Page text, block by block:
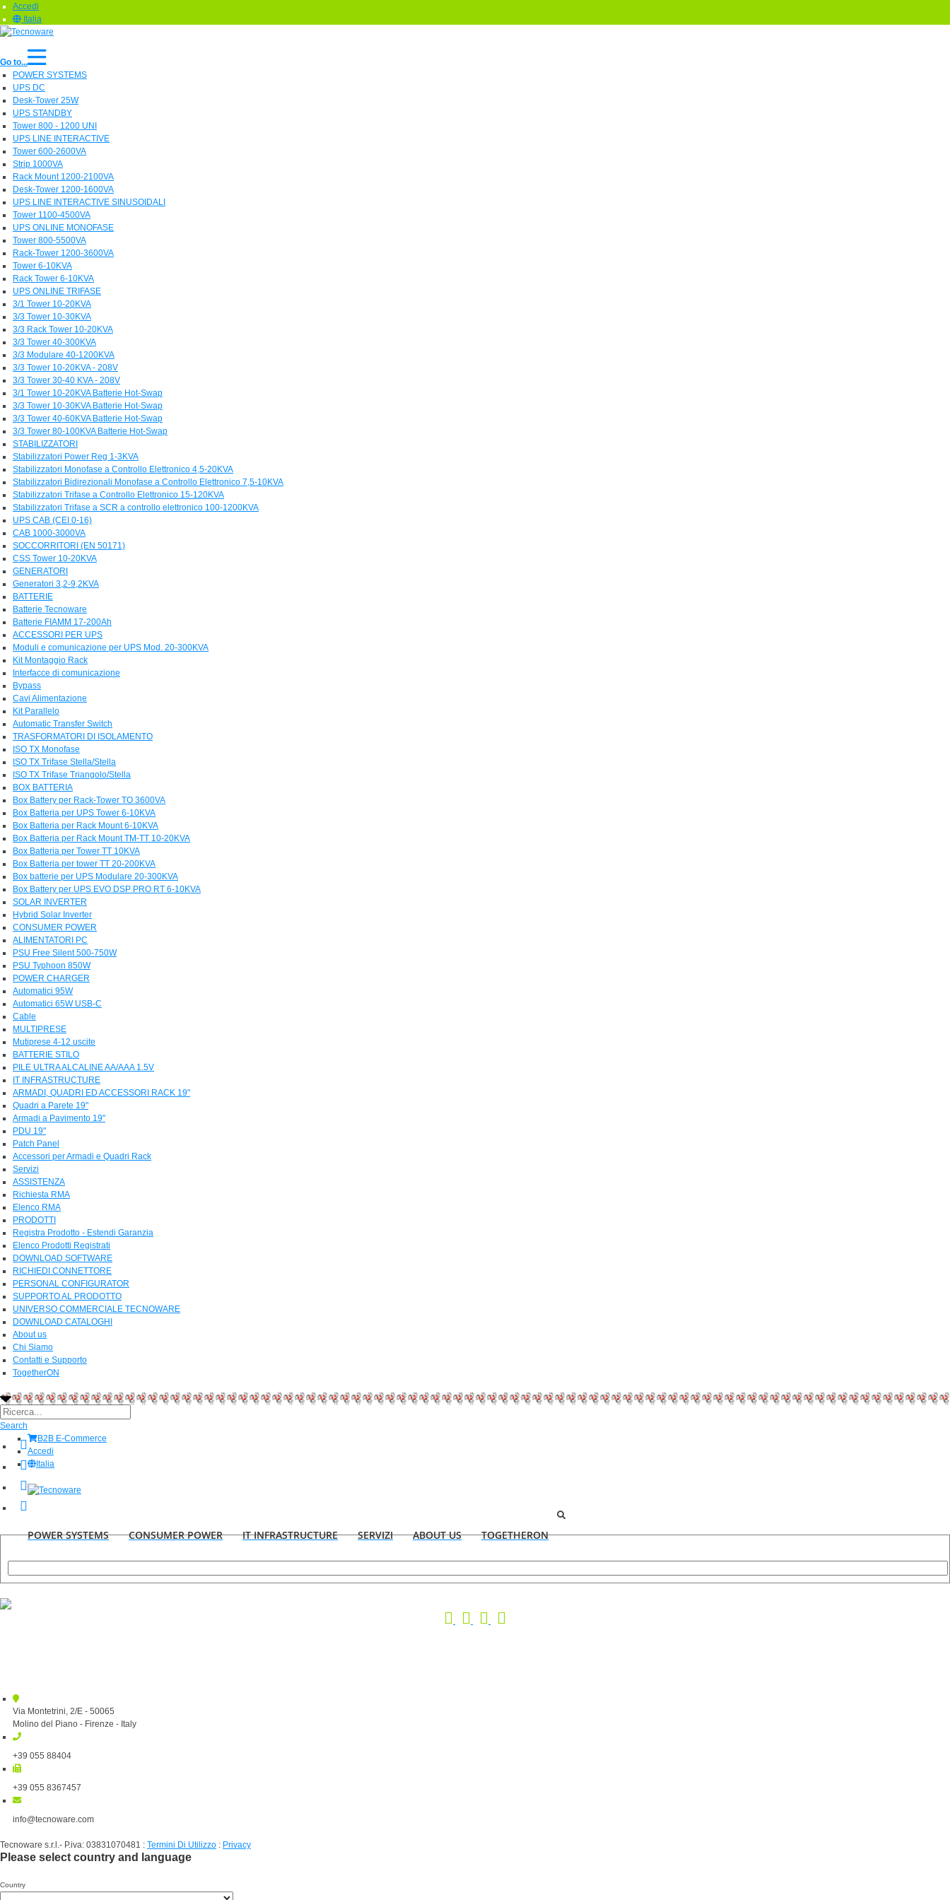
Accedi
Italia
Go to...
POWER SYSTEMS
UPS DC
Desk-Tower 25W
UPS STANDBY
Tower 800 - 1200 UNI
UPS LINE INTERACTIVE
Tower 600-2600VA
Strip 1000VA
Rack Mount 1200-2100VA
Desk-Tower 1200-1600VA
UPS LINE INTERACTIVE SINUSOIDALI
Tower 1100-4500VA
UPS ONLINE MONOFASE
Tower 800-5500VA
Rack-Tower 1200-3600VA
Tower 6-10KVA
Rack Tower 6-10KVA
UPS ONLINE TRIFASE
3/1 Tower 10-20KVA
3/3 Tower 10-30KVA
3/3 Rack Tower 10-20KVA
3/3 Tower 40-300KVA
3/3 Modulare 40-1200KVA
3/3 Tower 10-20KVA - 208V
3/3 Tower 30-40 KVA - 208V
3/1 Tower 10-20KVA Batterie Hot-Swap
3/3 Tower 10-30KVA Batterie Hot-Swap
3/3 Tower 40-60KVA Batterie Hot-Swap
3/3 Tower 80-100KVA Batterie Hot-Swap
STABILIZZATORI
Stabilizzatori Power Reg 1-3KVA
Stabilizzatori Monofase a Controllo Elettronico 4,5-20KVA
Stabilizzatori Bidirezionali Monofase a Controllo Elettronico 7,5-10KVA
Stabilizzatori Trifase a Controllo Elettronico 15-120KVA
Stabilizzatori Trifase a SCR a controllo elettronico 100-1200KVA
UPS CAB (CEI 0-16)
CAB 1000-3000VA
SOCCORRITORI (EN 50171)
CSS Tower 10-20KVA
GENERATORI
Generatori 3,2-9,2KVA
BATTERIE
Batterie Tecnoware
Batterie FIAMM 17-200Ah
ACCESSORI PER UPS
Moduli e comunicazione per UPS Mod. 20-300KVA
Kit Montaggio Rack
Interfacce di comunicazione
Bypass
Cavi Alimentazione
Kit Parallelo
Automatic Transfer Switch
TRASFORMATORI DI ISOLAMENTO
ISO TX Monofase
ISO TX Trifase Stella/Stella
ISO TX Trifase Triangolo/Stella
BOX BATTERIA
Box Battery per Rack-Tower TO 3600VA
Box Batteria per UPS Tower 6-10KVA
Box Batteria per Rack Mount 6-10KVA
Box Batteria per Rack Mount TM-TT 10-20KVA
Box Batteria per Tower TT 10KVA
Box Batteria per tower TT 20-200KVA
Box batterie per UPS Modulare 20-300KVA
Box Battery per UPS EVO DSP PRO RT 6-10KVA
SOLAR INVERTER
Hybrid Solar Inverter
CONSUMER POWER
ALIMENTATORI PC
PSU Free Silent 500-750W
PSU Typhoon 850W
POWER CHARGER
Automatici 95W
Automatici 65W USB-C
Cable
MULTIPRESE
Mutiprese 4-12 uscite
BATTERIE STILO
PILE ULTRA ALCALINE AA/AAA 1.5V
IT INFRASTRUCTURE
ARMADI, QUADRI ED ACCESSORI RACK 19"
Quadri a Parete 19"
Armadi a Pavimento 19"
PDU 19"
Patch Panel
Accessori per Armadi e Quadri Rack
Servizi
ASSISTENZA
Richiesta RMA
Elenco RMA
PRODOTTI
Registra Prodotto - Estendi Garanzia
Elenco Prodotti Registrati
DOWNLOAD SOFTWARE
RICHIEDI CONNETTORE
PERSONAL CONFIGURATOR
SUPPORTO AL PRODOTTO
UNIVERSO COMMERCIALE TECNOWARE
DOWNLOAD CATALOGHI
About us
Chi Siamo
Contatti e Supporto
TogetherON
Search
B2B E-Commerce
Accedi
Italia
POWER SYSTEMS CONSUMER POWER IT INFRASTRUCTURE SERVIZI ABOUT US TOGETHERON
Via Montetrini, 2/E - 50065
Molino del Piano - Firenze - Italy
+39 055 88404
+39 055 8367457
info@tecnoware.com
Tecnoware s.r.l.- P.iva: 03831070481 : Termini Di Utilizzo : Privacy
Please select country and language
Country